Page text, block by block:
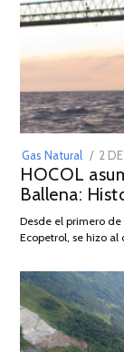
Gas Natural
ON
2
HOCOL
Ballena:
Desde el primero
Ecopetrol, se hizo